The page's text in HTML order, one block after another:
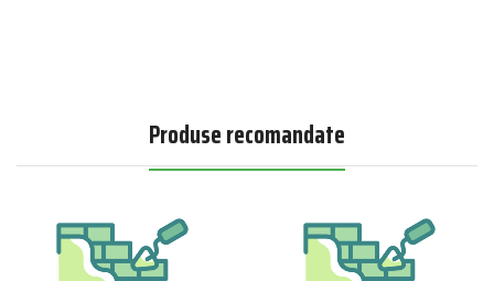
Produse recomandate